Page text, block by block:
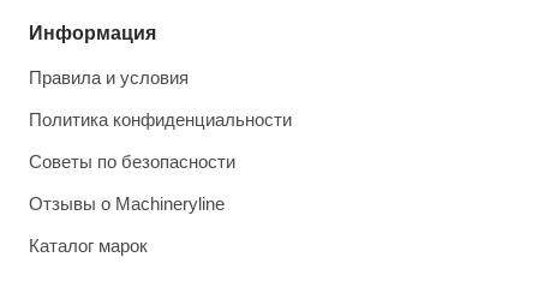
Информация
Правила и условия
Политика конфиденциальности
Советы по безопасности
Отзывы о Machineryline
Каталог марок